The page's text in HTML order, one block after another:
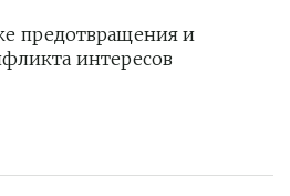
предотвращения и
интересов